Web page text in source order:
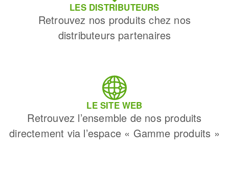
LES DISTRIBUTEURS
Retrouvez nos produits chez nos
distributeurs partenaires
LE SITE WEB
Retrouvez l’ensemble de nos produits
directement via l’espace « Gamme produits »